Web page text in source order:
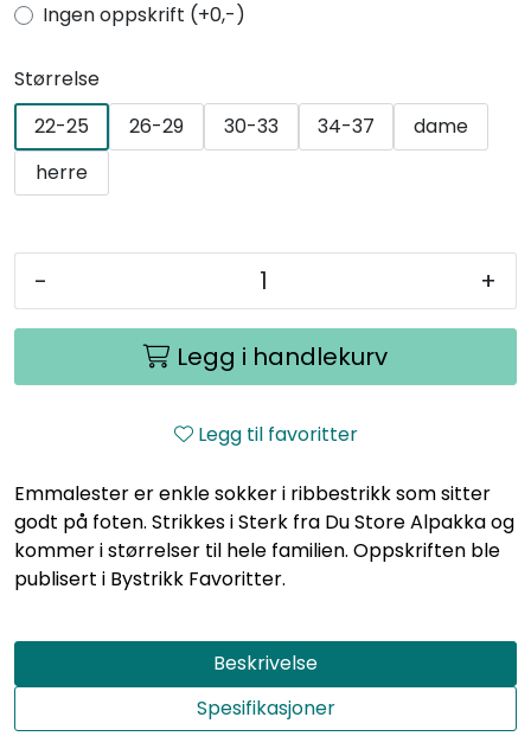
Ingen oppskrift (+0,-)
Størrelse
22-25
26-29 30-33 34-37
dame
herre
- +
Legg i handlekurv
Legg til favoritter
Emmalester er enkle sokker i ribbestrikk som sitter
godt på foten. Strikkes i Sterk fra Du Store Alpakka og
kommer i størrelser til hele familien. Oppskriften ble
publisert i Bystrikk Favoritter.
Beskrivelse
Spesifikasjoner